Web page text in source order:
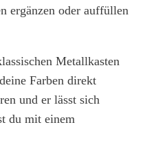
ergänzen oder auffüllen
Metallkasten
Farben direkt
und er lässt sich
du mit einem